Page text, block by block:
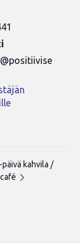
päivä kahvila /